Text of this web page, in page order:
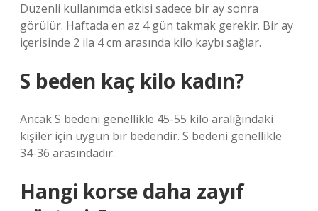
Düzenli kullanımda etkisi sadece bir ay sonra
görülür. Haftada en az 4 gün takmak gerekir. Bir ay
içerisinde 2 ila 4 cm arasında kilo kaybı sağlar.
S beden kaç kilo kadın?
Ancak S bedeni genellikle 45-55 kilo aralığındaki
kişiler için uygun bir bedendir. S bedeni genellikle
34-36 arasındadır.
Hangi korse daha zayıf